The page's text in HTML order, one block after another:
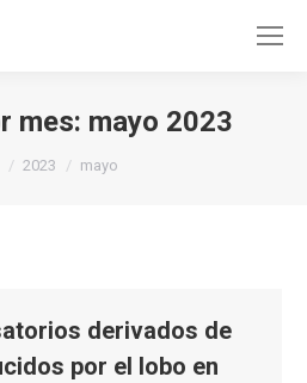
mes: mayo 2023
2023 mayo
derivados de
por el lobo en